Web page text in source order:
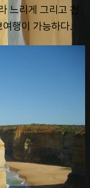
느리게 그리고 천
행이 가능하다.